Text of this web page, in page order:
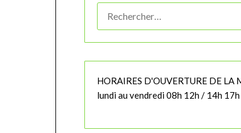
HORAIRES D'OUVERTURE DE LA
lundi au vendredi 08h 12h / 14h 17h